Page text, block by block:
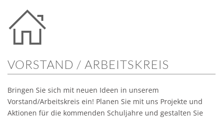
VORSTAND / ARBEITSKREIS
Bringen Sie sich mit neuen Ideen in unserem
Vorstand/Arbeitskreis ein! Planen Sie mit uns Projekte und
Aktionen für die kommenden Schuljahre und gestalten Sie